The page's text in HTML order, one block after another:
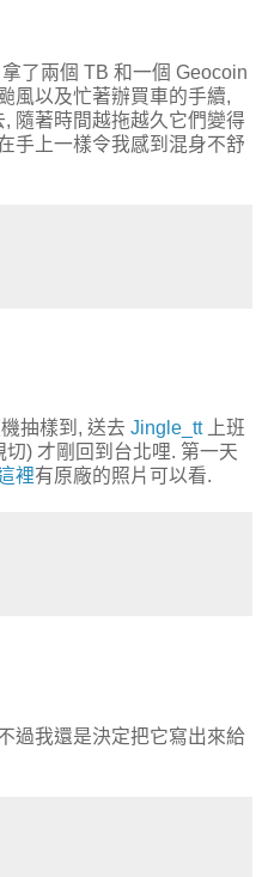
了兩個 TB 和一個 Geocoin
風以及忙著辦買車的手續,
隨著時間越拖越久它們變得
手上一樣令我感到混身不舒
抽樣到, 送去 Jingle_tt上班
) 才剛回到台北哩. 第一天
裡有原廠的照片可以看.
過我還是決定把它寫出來給